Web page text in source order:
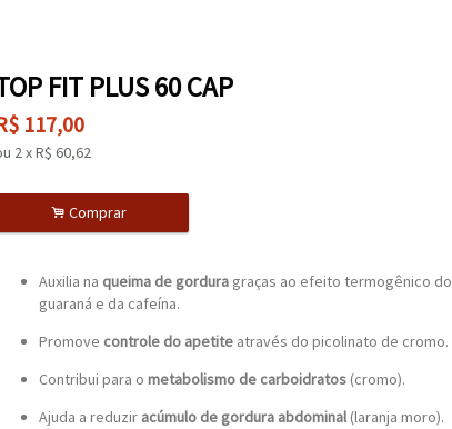
FIT PLUS 60 CAP
117,00
2xR$ 60,62
. Comprar
Auxilia na queima de gordura graças ao efeito termogênico do
guaraná e da cafeína.
Promove controle do apetite através do picolinato de cromo.
Contribui para o metabolismo de carboidratos (cromo).
Ajuda a reduzir acúmulo de gordura abdominal(laranja moro).